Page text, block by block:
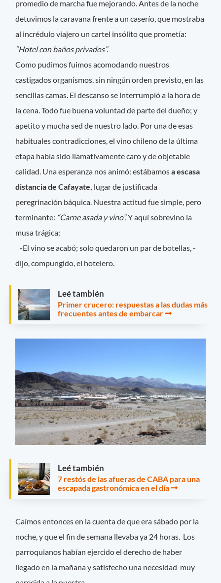
promedio de marcha fue mejorando. Antes de la noche
detuvimos la caravana frente a un caserío, que mostraba
al incrédulo viajero un cartel insólito que prometía:
“Hotel con baños privados”.
Como pudimos fuimos acomodando nuestros
castigados organismos, sin ningún orden previsto, en las
sencillas camas. El descanso se interrumpió a la hora de
la cena. Todo fue buena voluntad de parte del dueño; y
apetito y mucha sed de nuestro lado. Por una de esas
habituales contradicciones, el vino chileno de la última
etapa había sido llamativamente caro y de objetable
calidad. Una esperanza nos animó: estábamosa escasa
distancia de Cafayate, lugar de justificada
peregrinación báquica. Nuestra actitud fue simple, pero
terminante: “Carne asada y vino”.Y aquí sobrevino la
musa trágica:
-El vino se acabó; solo quedaron un par de botellas, -
dijo, compungido, el hotelero.
Leé también
Primer crucero: respuestas a las dudas más
frecuentes antes de embarcar
Leé también
7 restós de las afueras de CABA para una
escapada gastronómica en el día
Caímos entonces en la cuenta de que era sábado por la
noche, y que el fin de semana llevaba ya 24 horas. Los
parroquianos habían ejercido el derecho de haber
llegado en la mañana y satisfecho una necesidad muy